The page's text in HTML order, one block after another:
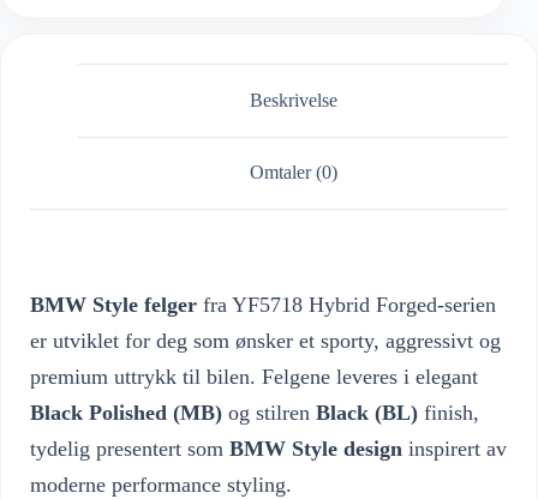
Beskrivelse
Omtaler (0)
BMW Style felger fra YF5718 Hybrid Forged-serien
er utviklet for deg som ønsker et sporty, aggressivt og
premium uttrykk til bilen. Felgene leveres i elegant
Black Polished (MB) og stilren Black (BL) finish,
tydelig presentert som BMW Style design inspirert av
moderne performance styling.